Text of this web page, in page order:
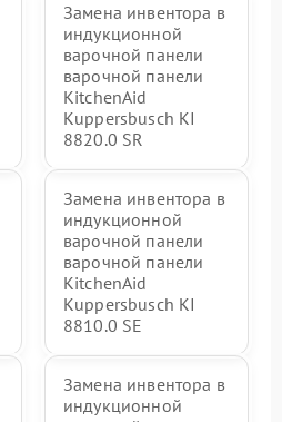
Замена инвентора в
индукционной
варочной панели
варочной панели
KitchenAid
Kuppersbusch KI
8820.0 SR
Замена инвентора в
индукционной
варочной панели
варочной панели
KitchenAid
Kuppersbusch KI
8810.0 SE
Замена инвентора в
индукционной